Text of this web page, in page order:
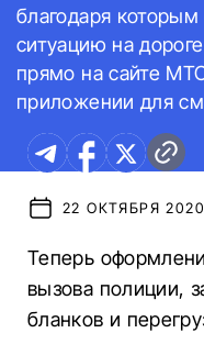
благодаря
ситуацию на
прямо на сайте
приложении для
22 ОКТЯБРЯ
Теперь
вызова полиции,
бланков и